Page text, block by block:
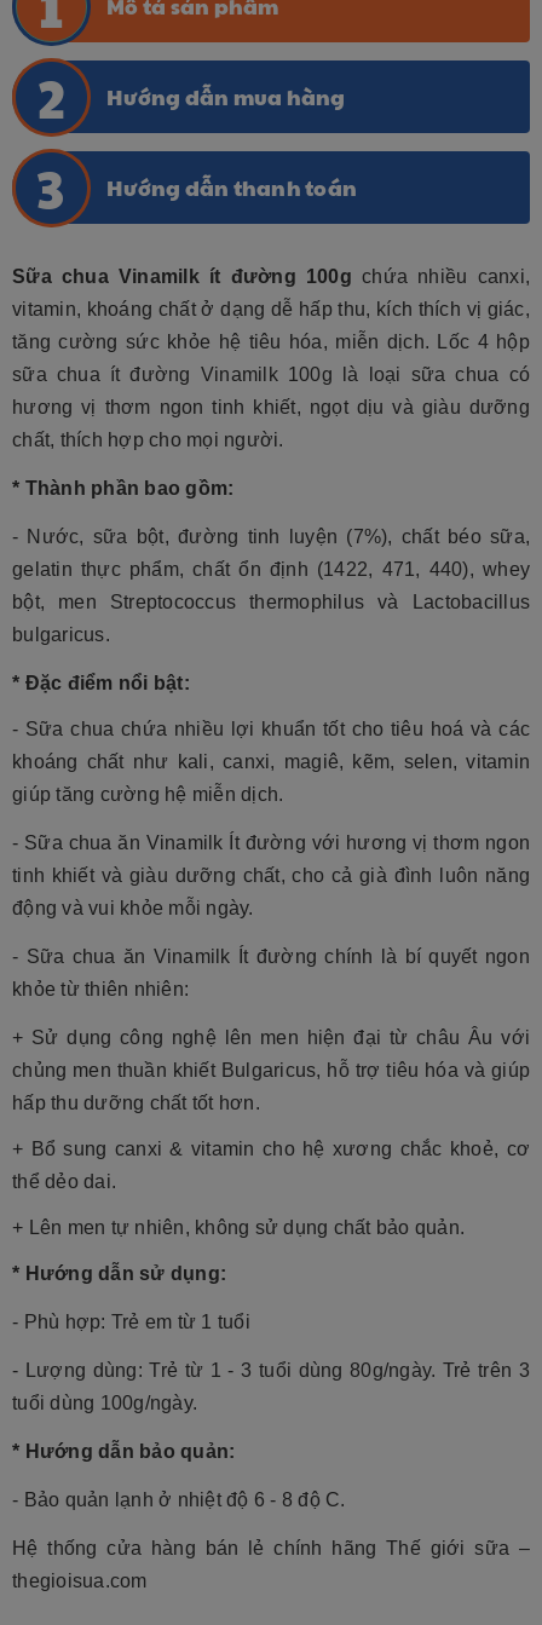
Mô tả sản phẩm
Hướng dẫn mua hàng
Hướng dẫn thanh toán
Sữa chua Vinamilk ít đường 100gchứa nhiều canxi,
vitamin, khoáng chất ở dạng dễ hấp thu, kích thích vị giác,
tăng cường sức khỏe hệ tiêu hóa, miễn dịch. Lốc 4 hộp
sữa chua ít đường Vinamilk 100g là loại sữa chua có
hương vị thơm ngon tinh khiết, ngọt dịu và giàu dưỡng
chất, thích hợp cho mọi người.
* Thành phần bao gồm:
- Nước, sữa bột, đường tinh luyện (7%), chất béo sữa,
gelatin thực phẩm, chất ổn định (1422, 471, 440), whey
bột, men Streptococcus thermophilus và Lactobacillus
bulgaricus.
* Đặc điểm nổi bật:
- Sữa chua chứa nhiều lợi khuẩn tốt cho tiêu hoá và các
khoáng chất như kali, canxi, magiê, kẽm, selen, vitamin
giúp tăng cường hệ miễn dịch.
- Sữa chua ăn Vinamilk Ít đường với hương vị thơm ngon
tinh khiết và giàu dưỡng chất, cho cả già đình luôn năng
động và vui khỏe mỗi ngày.
- Sữa chua ăn Vinamilk Ít đường chính là bí quyết ngon
khỏe từ thiên nhiên:
+ Sử dụng công nghệ lên men hiện đại từ châu Âu với
chủng men thuần khiết Bulgaricus, hỗ trợ tiêu hóa và giúp
hấp thu dưỡng chất tốt hơn.
+ Bổ sung canxi & vitamin cho hệ xương chắc khoẻ, cơ
thể dẻo dai.
+ Lên men tự nhiên, không sử dụng chất bảo quản.
* Hướng dẫn sử dụng:
- Phù hợp: Trẻ em từ 1 tuổi
- Lượng dùng: Trẻ từ 1 - 3 tuổi dùng 80g/ngày. Trẻ trên 3
tuổi dùng 100g/ngày.
* Hướng dẫn bảo quản:
- Bảo quản lạnh ở nhiệt độ 6 - 8 độ C.
Hệ thống cửa hàng bán lẻ chính hãng Thế giới sữa –
thegioisua.com